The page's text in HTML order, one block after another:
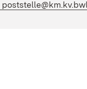
E-Mail: